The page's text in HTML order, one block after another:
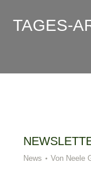
TAGES-
News Von Neele